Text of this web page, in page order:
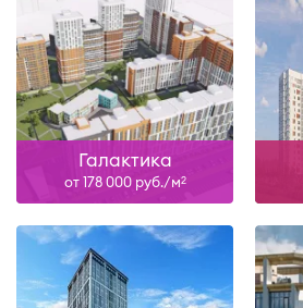
Галактика
от 178 000 руб./м2